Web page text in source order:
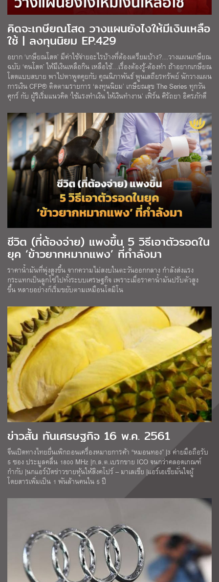
คิดจะเกษียณโสด วางแผนยังไงให้มีเงินเหลือ
ใช้ | ลงทุนนิยม EP.429
อยาก ‘เกษียณโสด’ มีค่าใช้จ่ายอะไรบ้างที่ต้องเตรียมบ้าง?…วางแผนเกษียณ
ฉบับ ‘คนโสด’ ให้มีเงินเหลือกิน เหลือใช้…เรื่องต้องรู้-ต้องทำ ถ้าอยากเกษียณ
โสดแบบสบาย พาไปหาพูดคุยกับ คุณนิภาพันธ์ พูนเสถียรทรัพย์ นักวางแผน
การเงิน CFP® ติดตามรายการ ‘ลงทุนนิยม’ เกษียณสุข The Series ทุกวัน
ศุกร์ กับ ผู้ริเริ่มแนวคิด ‘ใช้แรงทำเงิน ให้เงินทำงาน’ เฟิร์น ศิรัถยา อิศรภักดี
ชีวิต (ที่ต้องจ่าย) แพงขึ้น 5 วิธีเอาตัวรอดใน
ยุค ‘ข้าวยากหมากแพง’ ที่กำลังมา
ราคาน้ำมันที่พุ่งสูงขึ้น จากความไม่สงบในตะวันออกกลาง กำลังส่งแรง
กระแทกเป็นลูกโซ่ไปทั้งระบบเศรษฐกิจ เพราะเมื่อราคาน้ำมันปรับตัวสูง
ขึ้น หลายอย่างก็เริ่มขยับตามเหมือนโดมิโน
ข่าวสั้น ทันเศรษฐกิจ 16 พ.ค. 2561
จีนเปิดทางไทยยื่นเพิกถอนเครื่องหมายการค้า “หมอนทอง” |3 ค่ายมือถือรับ
5 ซอง ประมูลคลื่น 1800 MHz |ก.ล.ต.เบรกขาย ICO จนกว่าคลอดเกณฑ์
กำกับ |นกแอร์ปัดข่าวขายหุ้นให้สิงคโปร์ – มาเลเชีย |แอร์เอเชียมั่นใจผู้
โดยสารเพิ่มเป็น 1 พันล้านคนใน 5 ปี